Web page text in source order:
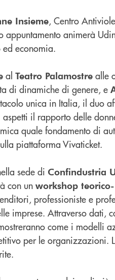
Insieme, Centro
appuntamento animerà
economia.
al Teatro Palamostre alle
di dinamiche di genere, e
unica in Italia, il duo
il rapporto delle
quale fondamento di
piattaforma Vivaticket.
sede di Confindustria
con un workshop teorico-
professioniste e
imprese. Attraverso dati,
come i modelli
per le organizzazioni.